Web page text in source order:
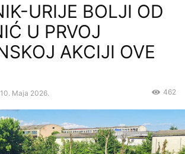
URIJE BOLJI OD
U PRVOJ
AKCIJI OVE
10. Maja 2026. 462